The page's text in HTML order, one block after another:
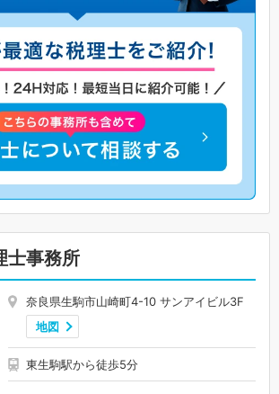
士事務所
奈良県生駒市山崎町4-10 サンアイビル3F
地図
東生駒駅から徒歩5分